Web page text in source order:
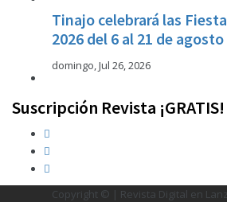
Tinajo celebrará las
2026 del 6 al 21 de agosto
domingo, Jul 26, 2026
Suscripción Revista ¡GRATIS!
Copyright © | Revista Digital en